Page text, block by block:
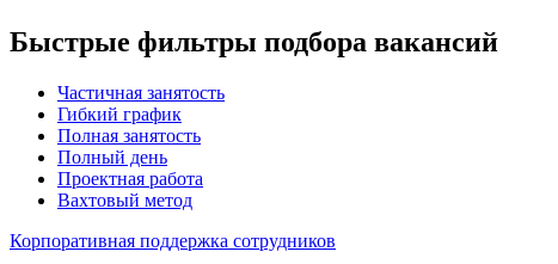
Быстрые фильтры подбора вакансий
Частичная занятость
Гибкий график
Полная занятость
Полный день
Проектная работа
Вахтовый метод
Корпоративная поддержка сотрудников